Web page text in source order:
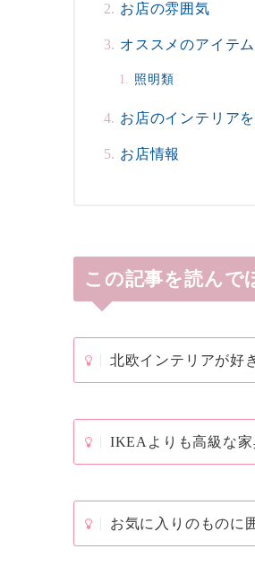
お店の雰囲気
オススメのアイテム
照明類
お店のインテリア
お店情報
この記事を読んで
北欧インテリアが好
IKEAよりも高級な家
お気に入りのものに